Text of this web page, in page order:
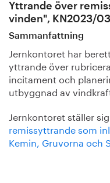
Yttrande över
vinden", KN2023/
Sammanfattning
Jernkontoret har
yttrande över
incitament och
utbyggnad av
Jernkontoret ställer
remissyttrande som
Kemin, Gruvorna och